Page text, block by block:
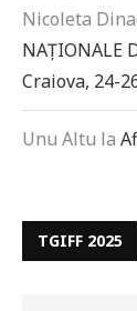
Nicoleta
NAȚIONALE
Craiova, 24-
Unu Altu la
TGIFF 2025